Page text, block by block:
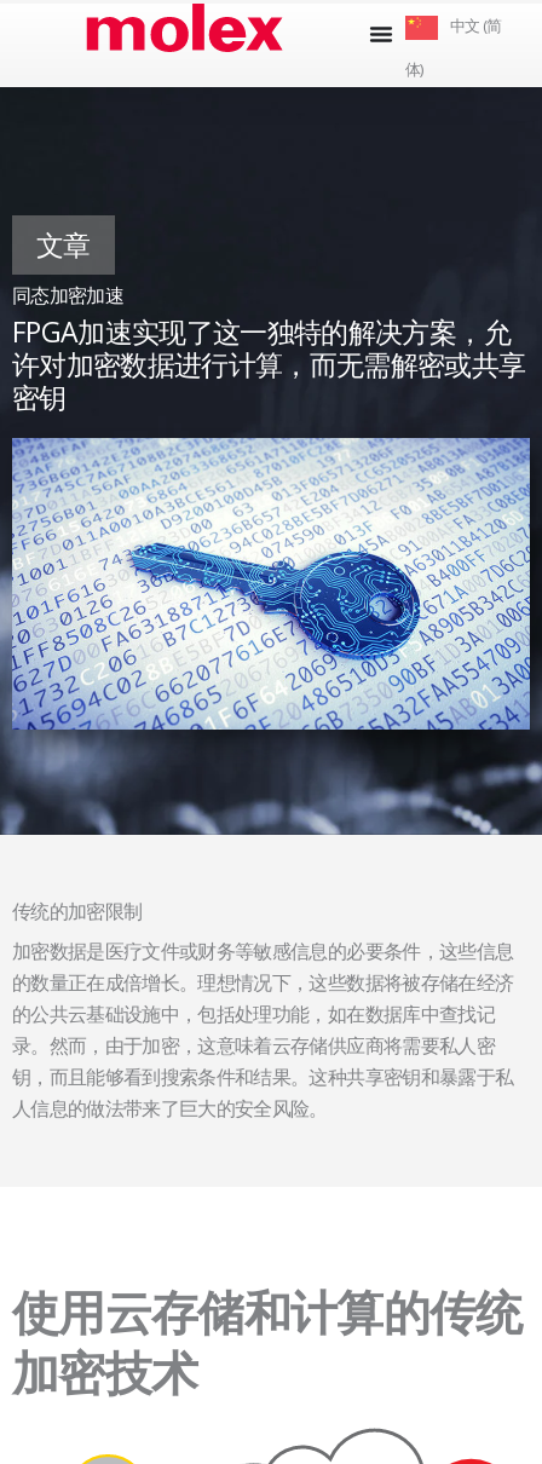
中文 (简
体)
文章
同态加密加速
FPGA加速实现了这一独特的解决方案，允
许对加密数据进行计算，而无需解密或共享
密钥
传统的加密限制
加密数据是医疗文件或财务等敏感信息的必要条件，这些信息
的数量正在成倍增长。理想情况下，这些数据将被存储在经济
的公共云基础设施中，包括处理功能，如在数据库中查找记
录。然而，由于加密，这意味着云存储供应商将需要私人密
钥，而且能够看到搜索条件和结果。这种共享密钥和暴露于私
人信息的做法带来了巨大的安全风险。
使用云存储和计算的传统
加密技术